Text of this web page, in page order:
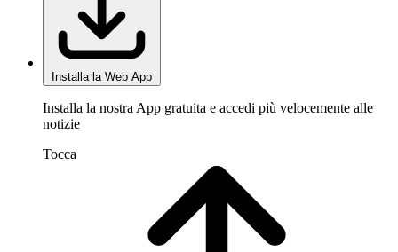
Installa la Web App
Installa la nostra App gratuita e accedi più velocemente alle
notizie
Tocca